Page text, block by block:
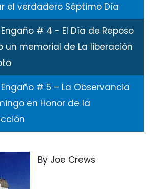
el verdadero Séptimo Día
Engaño # 4 - El Día de Reposo
un memorial de La liberación
Engaño # 5 – La Observancia
en Honor de la
By Joe Crews